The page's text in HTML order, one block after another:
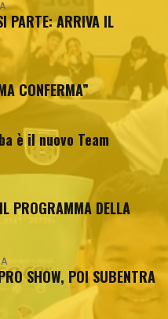
PARTE: ARRIVA IL
CONFERMA”
è il nuovo Team
PROGRAMMA DELLA
SHOW, POI SUBENTRA